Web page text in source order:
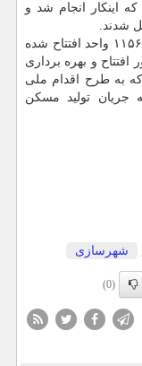
که اینکار انجام شد و
شدند.
معاون وزیر راه و شهرسازی اعلام نمود: از ۱۱۵۶۰ واحد افتتاح شده
و بهره برداری
است که به طرح اقدام ملی
جریان تولید مسکن
شهرسازی
(0)